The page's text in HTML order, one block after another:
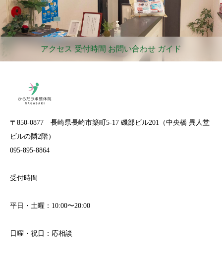
アクセス 受付時間 お問い合わせ ガイド
〒850-0877 長崎県長崎市築町5-17 磯部ビル201（中央橋 異人堂
ビルの隣2階）
095-895-8864
受付時間
平日・土曜：10:00〜20:00
日曜・祝日：応相談